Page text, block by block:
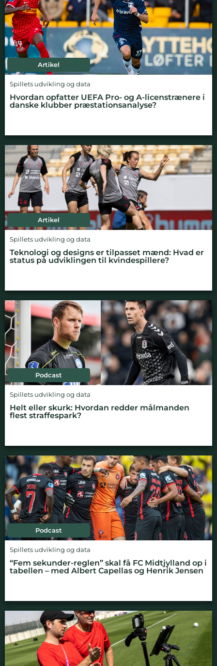
Artikel
Spillets udvikling og data
Hvordan opfatter UEFA Pro- og A-licenstrænere i
danske klubber præstationsanalyse?
Artikel
Spillets udvikling og data
Teknologi og designs er tilpasset mænd: Hvad er
status på udviklingen til kvindespillere?
Podcast
Spillets udvikling og data
Helt eller skurk: Hvordan redder målmanden
flest straffespark?
Podcast
Spillets udvikling og data
“Fem sekunder-reglen” skal få FC Midtjylland op i
tabellen – med Albert Capellas og Henrik Jensen